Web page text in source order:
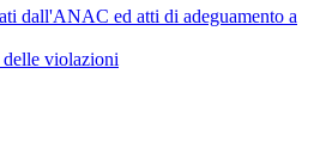
dall'ANAC ed atti di adeguamento a
violazioni